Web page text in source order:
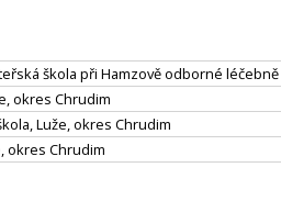
škola při Hamzově odborné
okres Chrudim
Luže, okres Chrudim
okres Chrudim